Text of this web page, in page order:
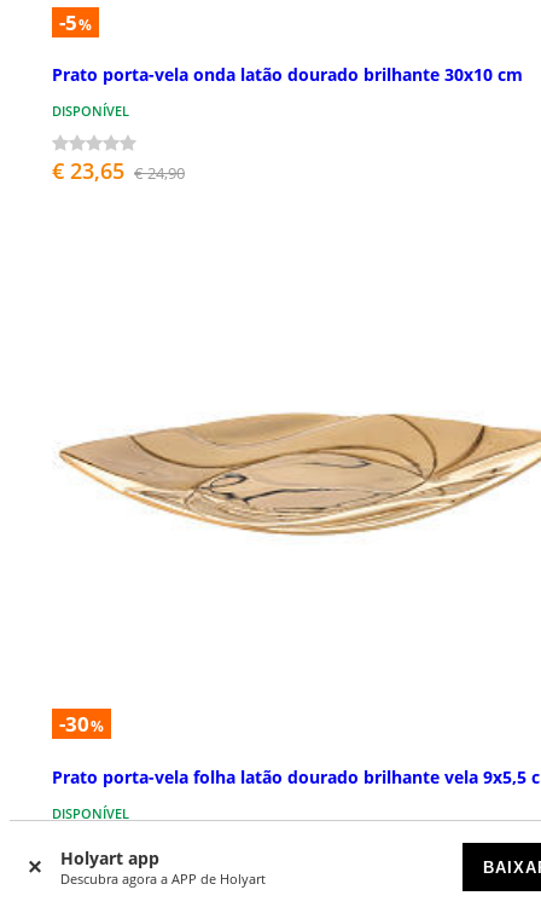
Holyart app
Descubra agora a APP de Holyart
-5%
Prato porta-vela onda latão dourado brilhante 30x10 cm
DISPONÍVEL
€ 23,65 € 24,90
-30%
Prato porta-vela folha latão dourado brilhante vela 9x5,5
DISPONÍVEL
€ 16,73 € 23,90